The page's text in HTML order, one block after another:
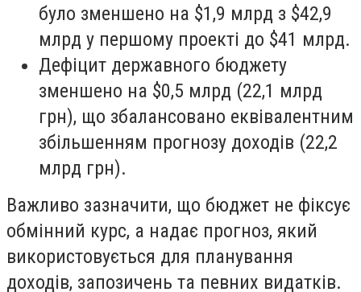
було зменшено на $1,9 млрд з $42,9
млрд у першому проекті до $41 млрд.
Дефіцит державного бюджету
зменшено на $0,5 млрд (22,1 млрд
грн), що збалансовано еквівалентним
збільшенням прогнозу доходів (22,2
млрд грн).
Важливо зазначити, що бюджет не фіксує
обмінний курс, а надає прогноз, який
використовується для планування
доходів, запозичень та певних видатків.